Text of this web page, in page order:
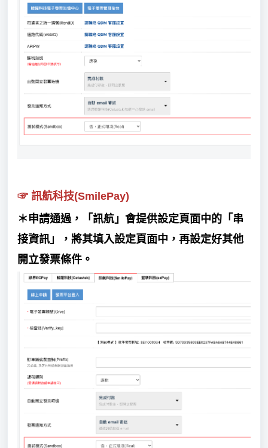
☞ 訊航科技(SmilePay)
＊申請通過，「訊航」會提供設定頁面中的「串
接資訊」，將其填入設定頁面中，再設定好其他
開立發票條件。